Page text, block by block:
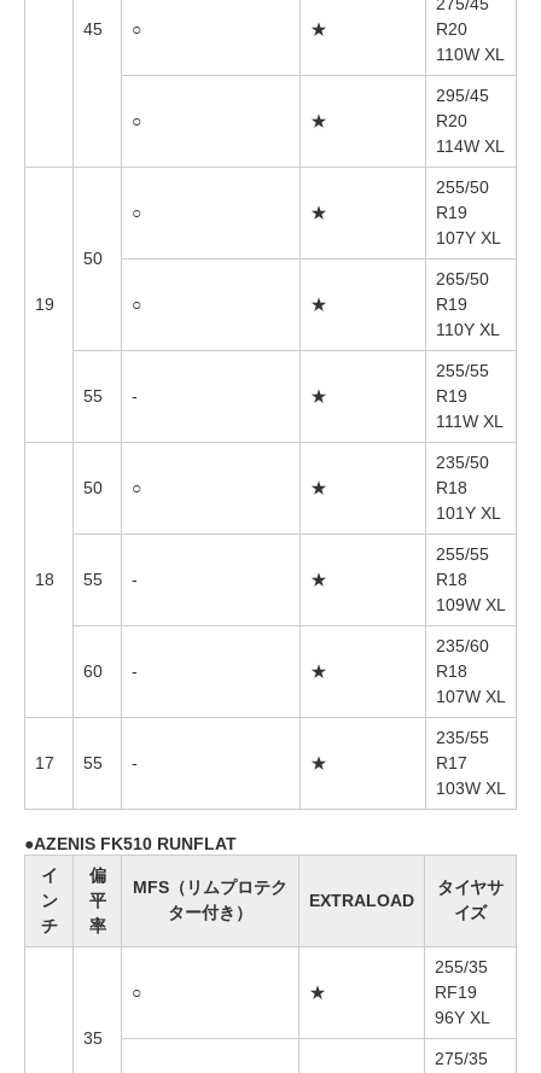
45 ○ ★
R20
110W XL
○ ★
295/45
R20
114W XL
19
50
○ ★
255/50
R19
107Y XL
○ ★
265/50
R19
110Y XL
55 - ★
255/55
R19
111W XL
18
50 ○ ★
235/50
R18
101Y XL
55 - ★
255/55
R18
109W XL
60 - ★
235/60
R18
107W XL
17 55 - ★
235/55
R17
103W XL
AZENIS FK510 RUNFLAT
イ
ン
チ
偏
平
率
MFS（リムプロテク
ター付き）
EXTRALOAD
タイヤサ
イズ
35
○ ★
255/35
RF19
96Y XL
275/35